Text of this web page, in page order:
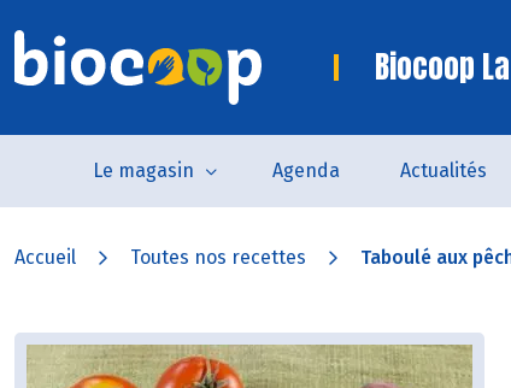
Biocoop
Le magasin Agenda Actualités
Accueil Toutes nos recettes Taboulé aux